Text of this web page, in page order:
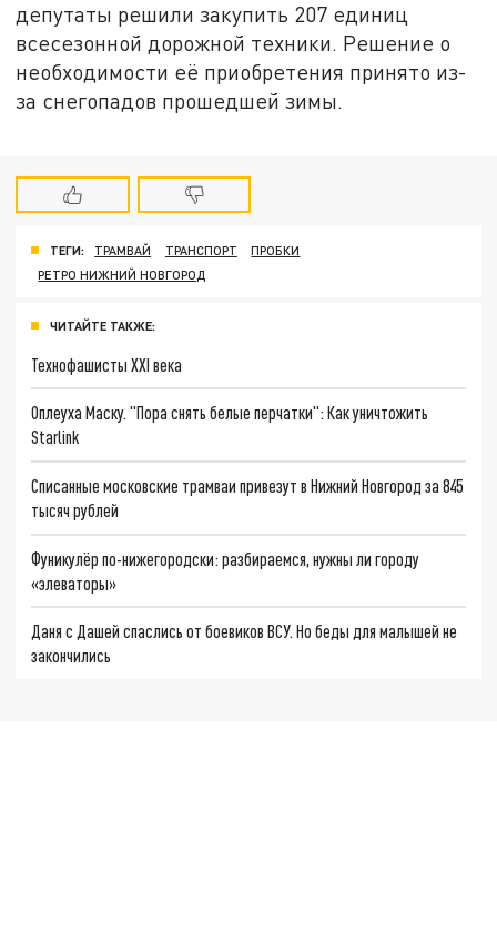
депутаты решили закупить 207 единиц
всесезонной дорожной техники. Решение о
необходимости её приобретения принято из-
за снегопадов прошедшей зимы.
ТЕГИ: ТРАМВАЙ ТРАНСПОРТ
ПРОБКИ
РЕТРО НИЖНИЙ НОВГОРОД
ЧИТАЙТЕ ТАКЖЕ:
Технофашисты XXI века
Оплеуха Маску. "Пора снять белые перчатки": Как уничтожить
Starlink
Списанные московские трамваи привезут в Нижний Новгород за 845
тысяч рублей
Фуникулёр по-нижегородски: разбираемся, нужны ли городу
«элеваторы»
Даня с Дашей спаслись от боевиков ВСУ. Но беды для малышей не
закончились